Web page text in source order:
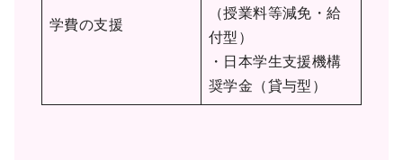
学費の支援
（授業料等減免・給
付型）
・日本学生支援機構
奨学金（貸与型）